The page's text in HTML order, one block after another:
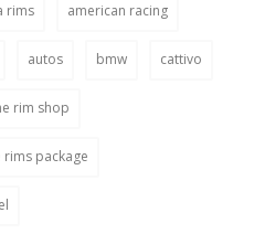
rims american racing
autos bmw cattivo
rim shop
rims package